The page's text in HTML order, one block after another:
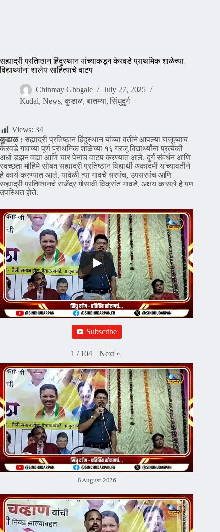
सह्याद्री प्रतिष्ठान हिंदुस्थान यांच्याकडून केरवडे प्राथमिक शाळेच्या
विद्यार्थ्यांना शालेय साहित्याचे वाटप
Chinmay Ghogale
July 27, 2025
Kudal, News, कुडाळ, बातम्या, सिंधुदुर्ग
Views: 34
कुडाळ : सह्याद्री प्रतिष्ठान हिंदुस्थान यांच्या वतीने आपल्या बाजूच्याच
केरवडे गावच्या पूर्ण प्राथमिक शाळेच्या १६ गरजू विद्यार्थ्यांना प्रत्येकी
अर्धा डझन वह्या आणि चार पेनांच वाटप करण्यात आले. दुर्ग संवर्धन आणि
स्वच्छता मोहिमे सोबत सह्याद्री प्रतिष्ठान विद्यार्थी अकादमी यांच्यावतीने
हे कार्य करण्यात आले. यावेळी त्या गावचे सरपंच, उपसरपंच आणि
सह्याद्री प्रतिष्ठानचे राजेंद्र गोसावी विक्रांत गावडे, अक्षय कासले हे पण
उपस्थित होते.
Subscribe
1 / 104 Next »
8 August 2026